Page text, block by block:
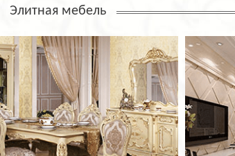
Элитная мебель